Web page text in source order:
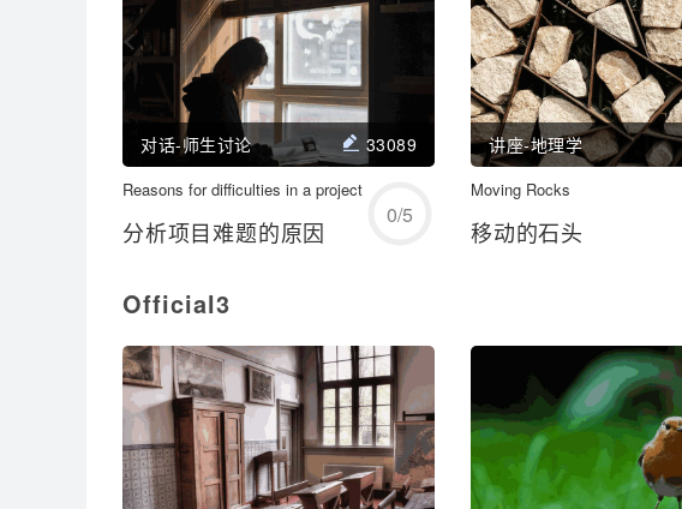
对话-师生讨论 33089
开始练习
Reasons for difficulties in a project
分析项目难题的原因
0/5
讲座-地理学
Moving Rocks
移动的石头
Official3